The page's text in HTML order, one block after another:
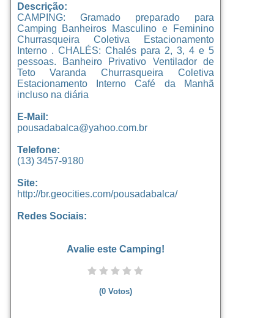
Descrição:
CAMPING: Gramado preparado para
Camping Banheiros Masculino e Feminino
Churrasqueira Coletiva Estacionamento
Interno . CHALÉS: Chalés para 2, 3, 4 e 5
pessoas. Banheiro Privativo Ventilador de
Teto Varanda Churrasqueira Coletiva
Estacionamento Interno Café da Manhã
incluso na diária
E-Mail:
pousadabalca@yahoo.com.br
Telefone:
(13) 3457-9180
Site:
http://br.geocities.com/pousadabalca/
Redes Sociais:
Avalie este Camping!
(0Votos)